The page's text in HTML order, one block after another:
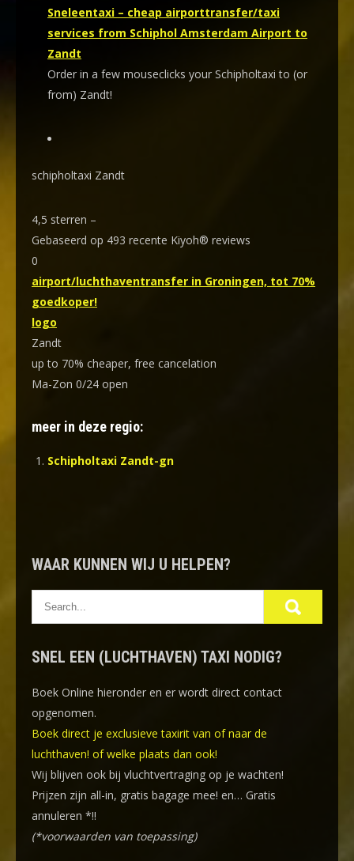
Sneleentaxi – cheap airporttransfer/taxi
services from Schiphol Amsterdam Airport to
Zandt
Order in a few mouseclicks your Schipholtaxi to (or
from) Zandt!
schipholtaxi Zandt
4,5 sterren –
Gebaseerd op 493 recente Kiyoh® reviews
0
airport/luchthaventransfer in Groningen, tot 70%
goedkoper!
logo
Zandt
up to 70% cheaper, free cancelation
Ma-Zon 0/24 open
meer in deze regio:
Schipholtaxi Zandt-gn
WAAR KUNNEN WIJ U HELPEN?
SNEL EEN (LUCHTHAVEN) TAXI NODIG?
Boek Online hieronder en er wordt direct contact
opgenomen.
Boek direct je exclusieve taxirit van of naar de
luchthaven! of welke plaats dan ook!
Wij blijven ook bij vluchtvertraging op je wachten!
Prijzen zijn all-in, gratis bagage mee! en… Gratis
annuleren *!!
(*voorwaarden van toepassing)